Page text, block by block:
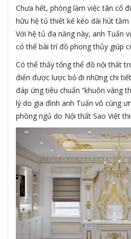
Chưa hết, phòng làm việc tân cổ
hữu hệ tủ thiết kế kéo dài hút
Với hệ tủ đa năng này, anh Tuấn
có thể bài trí đồ phong thủy giúp
Có thể thấy tổng thể đồ nội thất
điển được lược bỏ đi những chi
đáp ứng tiêu chuẩn “khuôn vàng
lý do gia đình anh Tuấn vô cùng
phòng ngủ do Nội thất Sao Việt